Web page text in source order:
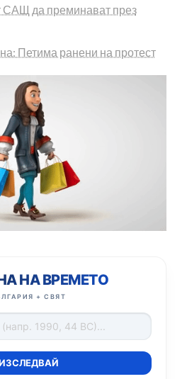
САЩ да преминават през
Петима ранени на протест
НА ВРЕМЕТО
+ СВЯТ